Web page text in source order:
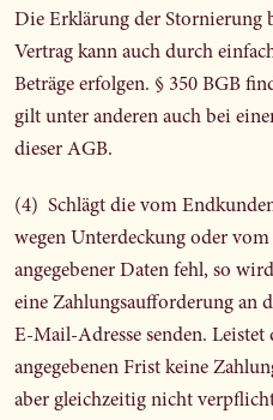
Die Erklärung der Stornierung
Vertrag kann auch durch
Beträge erfolgen. § 350 BGB
gilt unter anderen auch bei
dieser AGB.
(4) Schlägt die vom
wegen Unterdeckung oder
angegebener Daten fehl, so
eine Zahlungsaufforderung an
E-Mail-Adresse senden.
angegebenen Frist keine
aber gleichzeitig nicht